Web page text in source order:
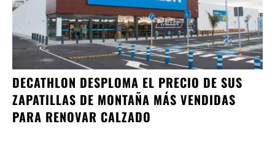
DECATHLON DESPLOMA EL PRECIO DE SUS
ZAPATILLAS DE MONTAÑA MÁS VENDIDAS
PARA RENOVAR CALZADO